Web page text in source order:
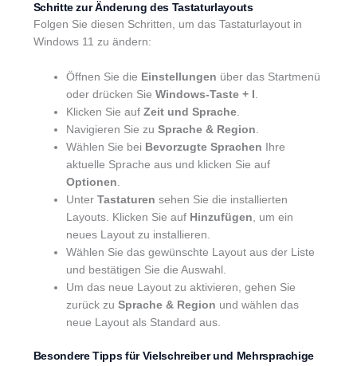
Schritte zur Änderung des Tastaturlayouts
Folgen Sie diesen Schritten, um das Tastaturlayout in
Windows 11 zu ändern:
Öffnen Sie die Einstellungen über das Startmenü
oder drücken Sie Windows-Taste + I
Klicken Sie auf Zeit und Sprache.
Navigieren Sie zu Sprache & Region
Wählen Sie bei Bevorzugte Sprachen Ihre
aktuelle Sprache aus und klicken Sie auf
Optionen
Unter Tastaturen sehen Sie die installierten
Layouts. Klicken Sie auf Hinzufügen , um ein
neues Layout zu installieren.
Wählen Sie das gewünschte Layout aus der Liste
und bestätigen Sie die Auswahl.
Um das neue Layout zu aktivieren, gehen Sie
zurück zu Sprache & Region und wählen das
neue Layout als Standard aus.
Besondere Tipps für Vielschreiber und Mehrsprachige